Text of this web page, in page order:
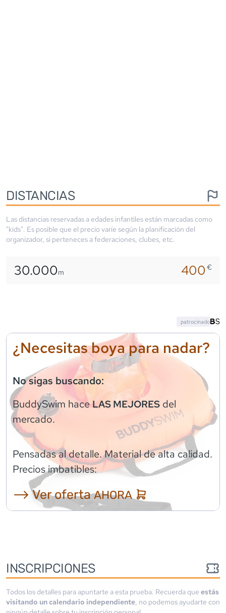
DISTANCIAS
Las distancias reservadas a edades infantiles están marcadas como
"kids". Es posible que el precio varíe según la planificación del
organizador, si perteneces a federaciones, clubes, etc.
30.000m 400€
¿Necesitas boya para nadar?
No sigas buscando:
BuddySwim haceLAS MEJORES del
mercado.
Pensadas al detalle. Material de alta calidad.
Precios imbatibles:
⟶ Ver ofertaAHORA
patrocinado
INSCRIPCIONES
Todos los detalles para apuntarte a esta prueba. Recuerda que estás
visitando un calendario independiente, no podemos ayudarte con